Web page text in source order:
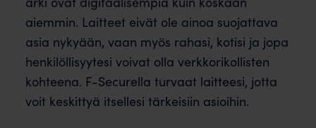
aiemmin. Laitteet eivät ole ainoa suojattava
asia nykyään, vaan myös rahasi, kotisi ja jopa
henkilöllisyytesi voivat olla verkkorikollisten
kohteena. F-Securella turvaat laitteesi, jotta
voit keskittyä itsellesi tärkeisiin asioihin.